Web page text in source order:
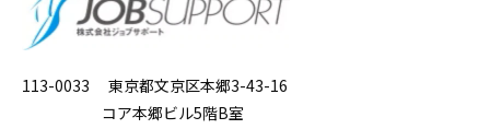
113-0033 東京都文京区本郷3-43-16
コア本郷ビル5階B室